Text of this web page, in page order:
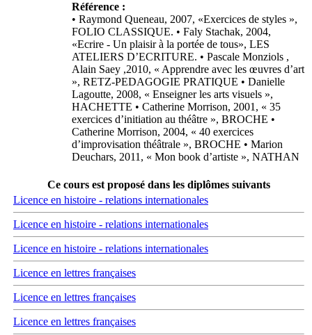
Référence :
• Raymond Queneau, 2007, «Exercices de styles »,
FOLIO CLASSIQUE. • Faly Stachak, 2004,
«Ecrire - Un plaisir à la portée de tous», LES
ATELIERS D’ECRITURE. • Pascale Monziols ,
Alain Saey ,2010, « Apprendre avec les œuvres d’art
», RETZ-PEDAGOGIE PRATIQUE • Danielle
Lagoutte, 2008, « Enseigner les arts visuels »,
HACHETTE • Catherine Morrison, 2001, « 35
exercices d’initiation au théâtre », BROCHE •
Catherine Morrison, 2004, « 40 exercices
d’improvisation théâtrale », BROCHE • Marion
Deuchars, 2011, « Mon book d’artiste », NATHAN
Ce cours est proposé dans les diplômes suivants
Licence en histoire - relations internationales
Licence en histoire - relations internationales
Licence en histoire - relations internationales
Licence en lettres françaises
Licence en lettres françaises
Licence en lettres françaises